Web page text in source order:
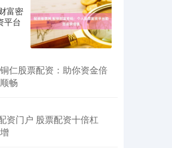
富密
平台
仁股票配资：助你资金倍
畅
资门户 股票配资十倍杠